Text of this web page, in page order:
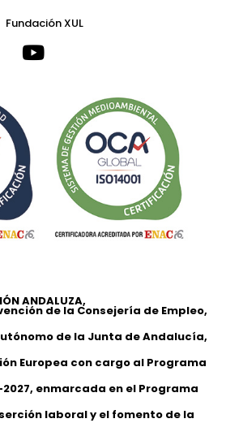
Fundación XUL
ANDALUZA,
de la Consejería de Empleo,
de la Junta de Andalucía,
Europea con cargo al Programa
2027, enmarcada en el Programa
laboral y el fomento de la